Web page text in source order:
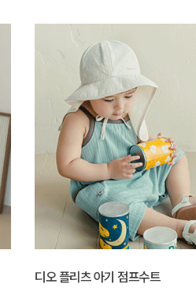
디오 플리츠 아기 점프수트